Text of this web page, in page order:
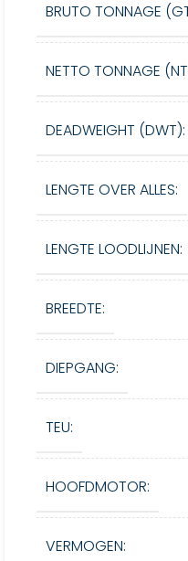
BRUTO TONNAGE
NETTO TONNAGE
DEADWEIGHT (DWT):
LENGTE OVER ALLES:
LENGTE LOODLIJNEN:
BREEDTE:
DIEPGANG:
TEU:
HOOFDMOTOR:
VERMOGEN: